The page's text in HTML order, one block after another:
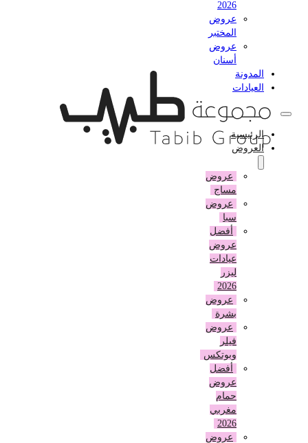
عروض
المختبر
عروض
أسنان
المدونة
العيادات
الرئيسية
العروض
عروض
مساج
عروض
أفضل
عروض
عيادات
عروض
بشرة
عروض
وبوتكس
أفضل
عروض
حمام
مغربي
عروض